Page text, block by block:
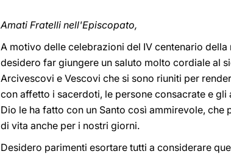
Amati Fratelli nell'Episcopato,
A motivo delle celebrazioni del IV centenario
desidero far giungere un saluto molto cordiale al
Arcivescovi e Vescovi che si sono riuniti per
con affetto i sacerdoti, le persone consacrate e
Dio le ha fatto con un Santo così ammirevole,
di vita anche per i nostri giorni.
Desidero parimenti esortare tutti a considerare